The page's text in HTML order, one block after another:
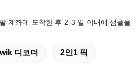
계좌에 도착한 후 2-3 일 이내에 샘플을
디코더 2인1 픽